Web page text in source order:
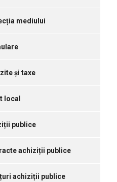
mediului
și taxe
local
publice
achiziții publice
achiziții publice